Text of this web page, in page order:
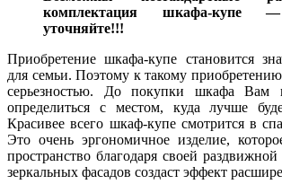
комплектация шкафа-купе
уточняйте!!!
Приобретение шкафа-купе становится
для семьи. Поэтому к такому приобретению
серьезностью. До покупки шкафа Вам
определиться с местом, куда лучше
Красивее всего шкаф-купе смотрится в
Это очень эргономичное изделие,
пространство благодаря своей раздвижной
зеркальных фасадов создаст эффект